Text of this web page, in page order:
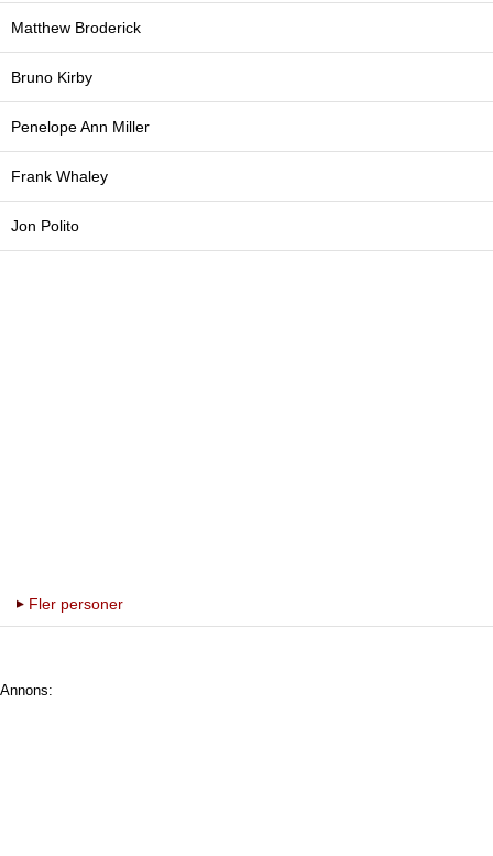
Matthew Broderick
Bruno Kirby
Penelope Ann Miller
Frank Whaley
Jon Polito
Fler personer
Annons: